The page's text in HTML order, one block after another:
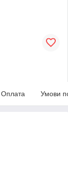
Оплата Умови